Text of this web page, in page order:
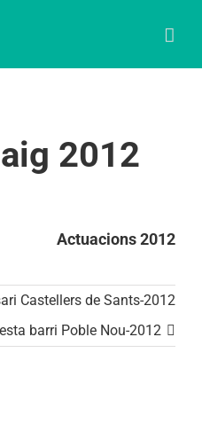
2012
Actuacions 2012
Castellers de Sants-2012
barri Poble Nou-2012